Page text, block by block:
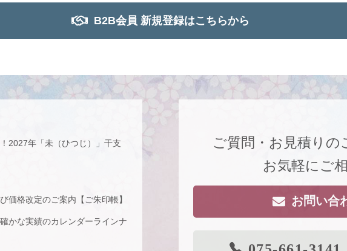
B2B会員 新規登録はこちらから
2027年「未（ひつじ）」干支
価格改定のご案内【ご朱印帳】
かな実績のカレンダーラインナ
ご質問・お見積りの
お気軽にご
お問い合